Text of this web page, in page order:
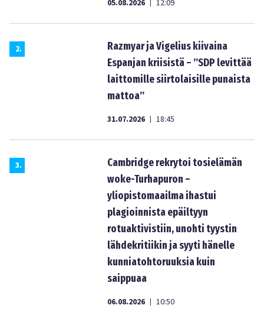
05.08.2026 | 12:09
2.
Razmyar ja Vigelius kiivaina
Espanjan kriisistä – ”SDP levittää
laittomille siirtolaisille punaista
mattoa”
31.07.2026 | 18:45
3.
Cambridge rekrytoi tosielämän
woke-Turhapuron –
yliopistomaailma ihastui
plagioinnista epäiltyyn
rotuaktivistiin, unohti tyystin
lähdekritiikin ja syyti hänelle
kunniatohtoruuksia kuin
saippuaa
06.08.2026 | 10:50